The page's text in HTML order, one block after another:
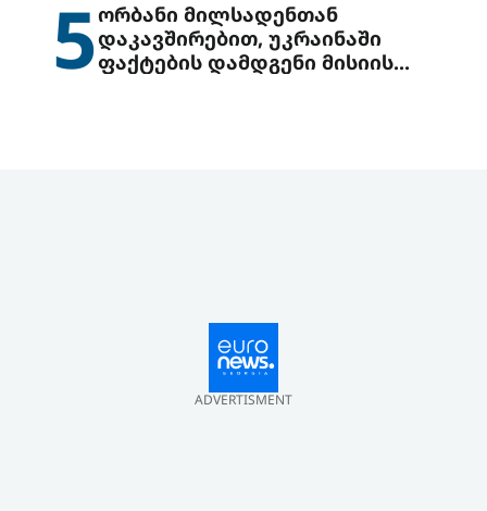
5ორბანი მილსადენთან
დაკავშირებით, უკრაინაში
ფაქტების დამდგენი მისიის
ADVERTISMENT